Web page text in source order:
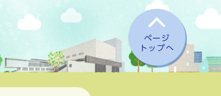
ページ
トップへ